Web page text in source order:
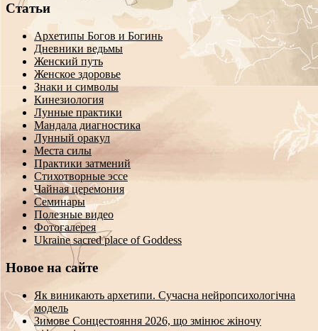
Статьи
Архетипы Богов и Богинь
Дневники ведьмы
Женский путь
Женское здоровье
Знаки и символы
Кинезиология
Лунные практики
Мандала диагностика
Лунный оракул
Места силы
Практики затмений
Стихотворные эссе
Чайная церемония
Семинары
Полезные видео
Фотогалерея
Ukraine sacred place of Goddess
Новое на сайте
Як виникають архетипи. Сучасна нейропсихологічна
модель
Зимове Сонцестояння 2026, що змінює жіночу